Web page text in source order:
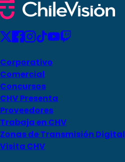
Corporativo
Comercial
Concursos
CHV Presenta
Proveedores
Trabaja en CHV
Zonas de Transmisión Digital
Visita CHV